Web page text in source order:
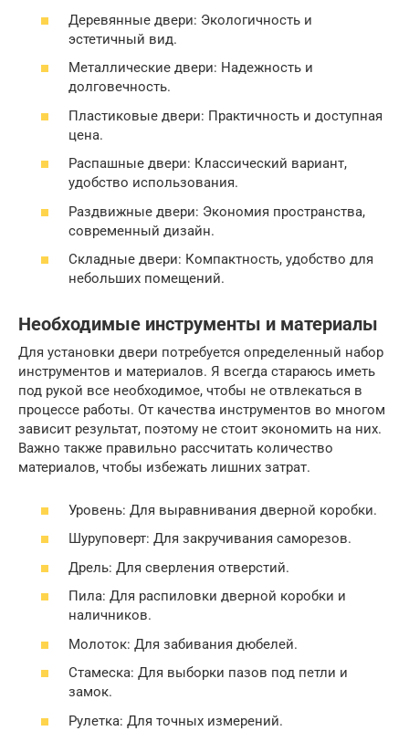
Деревянные двери: Экологичность и
эстетичный вид.
Металлические двери: Надежность и
долговечность.
Пластиковые двери: Практичность и доступная
цена.
Распашные двери: Классический вариант,
удобство использования.
Раздвижные двери: Экономия пространства,
современный дизайн.
Складные двери: Компактность, удобство для
небольших помещений.
Необходимые инструменты и материалы
Для установки двери потребуется определенный набор
инструментов и материалов. Я всегда стараюсь иметь
под рукой все необходимое, чтобы не отвлекаться в
процессе работы. От качества инструментов во многом
зависит результат, поэтому не стоит экономить на них.
Важно также правильно рассчитать количество
материалов, чтобы избежать лишних затрат.
Уровень: Для выравнивания дверной коробки.
Шуруповерт: Для закручивания саморезов.
Дрель: Для сверления отверстий.
Пила: Для распиловки дверной коробки и
наличников.
Молоток: Для забивания дюбелей.
Стамеска: Для выборки пазов под петли и
замок.
Рулетка: Для точных измерений.